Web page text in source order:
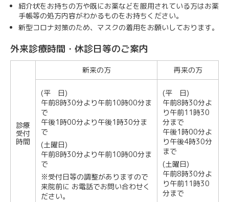
紹介状をお持ちの方や既にお薬などを服用されている方はお薬
手帳等の処方内容がわかるものをお持ちください。
新型コロナ対策のため、マスクの着用をお願いしております。
外来診療時間・休診日等のご案内
診療
受付
時間
新来の方 再来の方
(平 日)
午前8時30分より午前10時00分ま
で
午後1時00分より午後1時30分ま
で
(土曜日)
午前8時30分より午前10時00分ま
で
※受付日等の調整がありますので
来院前に お電話でお問い合わせく
ださい。
(平 日)
午前8時30分よ
り午前11時30
分まで
午後1時00分よ
り午後4時30分
まで
(土曜日)
午前8時30分よ
り午前11時30
分まで